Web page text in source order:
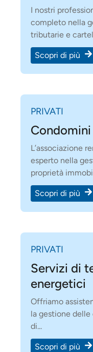
I nostri
completo nella
tributarie e
Scopri di più
PRIVATI
Condomini
L’associazione
esperto nella
proprietà
Scopri di più
PRIVATI
Servizi di
energetici
Offriamo
la gestione
di...
Scopri di più